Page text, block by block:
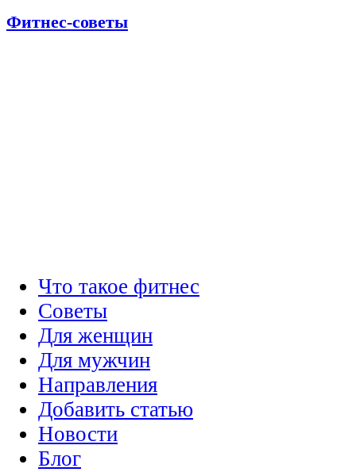
Фитнес-советы
Что такое фитнес
Советы
Для женщин
Для мужчин
Направления
Добавить статью
Новости
Блог